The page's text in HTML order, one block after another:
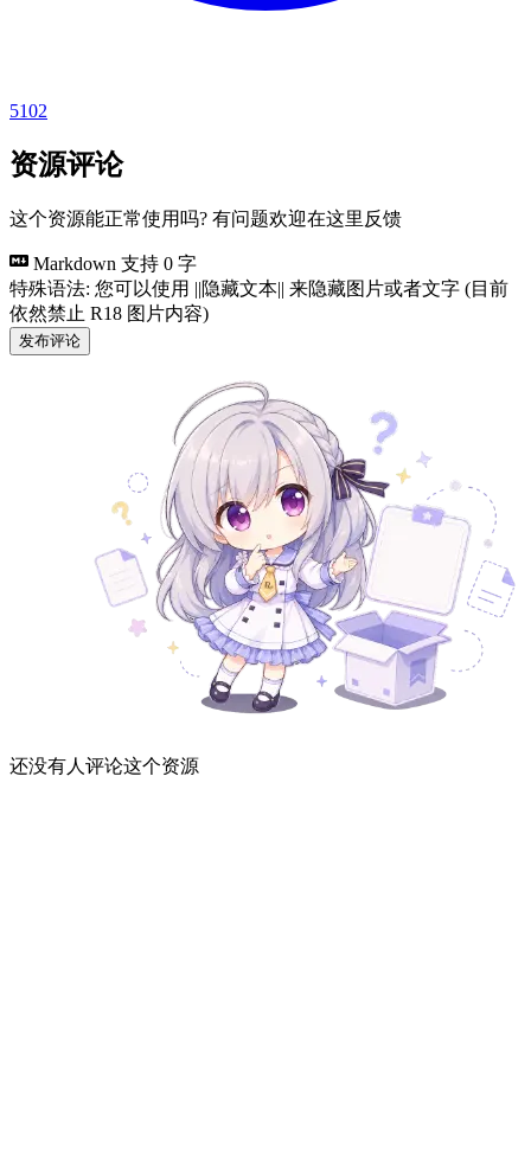
5102
资源评论
这个资源能正常使用吗? 有问题欢迎在这里反馈
Markdown 支持 0 字
特殊语法: 您可以使用 ||隐藏文本|| 来隐藏图片或者文字 (目前
依然禁止 R18 图片内容)
发布评论
还没有人评论这个资源